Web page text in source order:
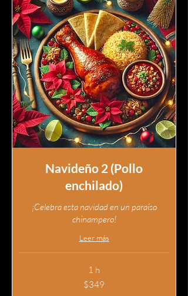
Navideño 2 (Pollo
enchilado)
¡Celebra esta navidad en un paraíso
chinampero!
Leer más
1 h
$349